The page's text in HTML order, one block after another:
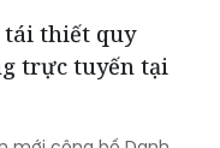
thiết quy
trực tuyến tại